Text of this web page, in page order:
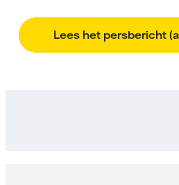
Lees het persbericht